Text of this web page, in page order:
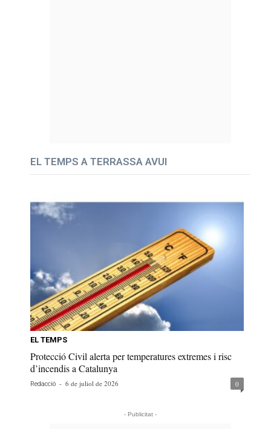
EL TEMPS A TERRASSA AVUI
EL TEMPS
Protecció Civil alerta per temperatures extremes i risc
d’incendis a Catalunya
Redacció - 6 de juliol de 2026 0
- Publicitat -